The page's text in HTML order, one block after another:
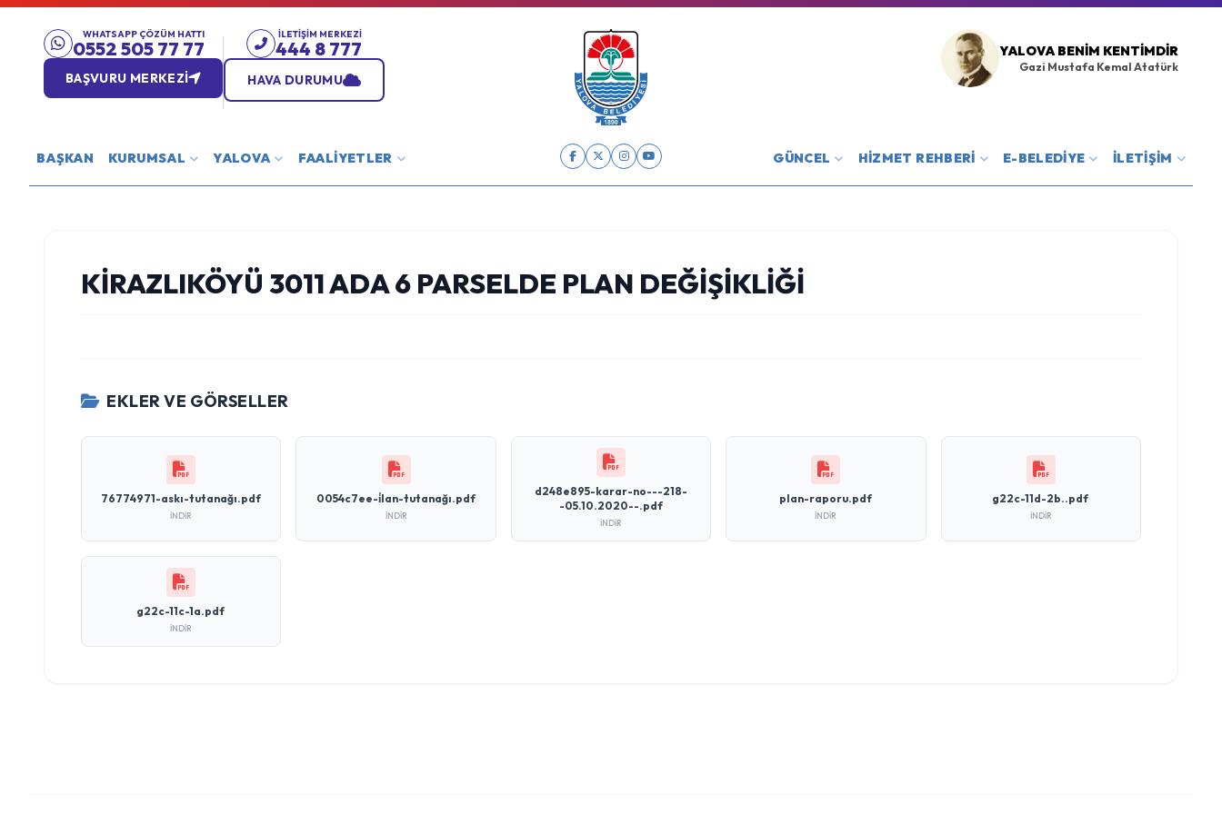
WHATSAPP ÇÖZÜM HATTI
0552 505 77 77
BAŞVURU MERKEZİ
İLETIŞIM MERKEZI
444 8 777
HAVA DURUMU
YALOVA BENIM KENTIMDIR
Gazi Mustafa Kemal Atatürk
BAŞKAN KURUMSAL YALOVA FAALİYETLER GÜNCEL HİZMET REHBERİ E-BELEDİYE İLETİŞİM
KIRAZLIKÖYÜ 3011 ADA 6 PARSELDE PLAN DEĞIŞIKLIĞI
EKLER VE GÖRSELLER
76774971-askı-tutanağı.pdf
İNDIR
0054c7ee-i̇lan-tutanağı.pdf
İNDIR
d248e895-karar-no---218-
-05.10.2020--.pdf
İNDIR
plan-raporu.pdf
İNDIR
g22c-11d-2b..pdf
İNDIR
g22c-11c-1a.pdf
İNDIR